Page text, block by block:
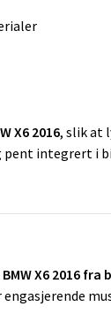
X6 2016, slik at
pent integrert i
X6 2016 fra